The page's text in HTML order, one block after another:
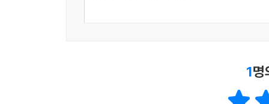
1명